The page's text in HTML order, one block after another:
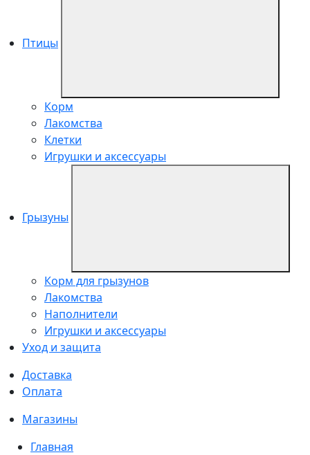
Птицы
Корм
Лакомства
Клетки
Игрушки и аксессуары
Грызуны
Корм для грызунов
Лакомства
Наполнители
Игрушки и аксессуары
Уход и защита
Доставка
Оплата
Магазины
Главная